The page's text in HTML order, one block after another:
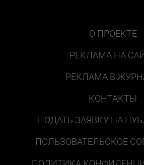
О ПРОЕКТЕ
РЕКЛАМА НА
РЕКЛАМА В
КОНТАКТЫ
ПОДАТЬ ЗАЯВКУ НА
ПОЛЬЗОВАТЕЛЬСКОЕ